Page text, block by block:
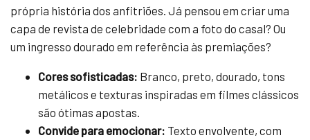
própria história dos anfitriões. Já pensou em criar uma
capa de revista de celebridade com a foto do casal? Ou
um ingresso dourado em referência às premiações?
Cores sofisticadas: Branco, preto, dourado, tons
metálicos e texturas inspiradas em filmes clássicos
são ótimas apostas.
Convide para emocionar: Texto envolvente, com